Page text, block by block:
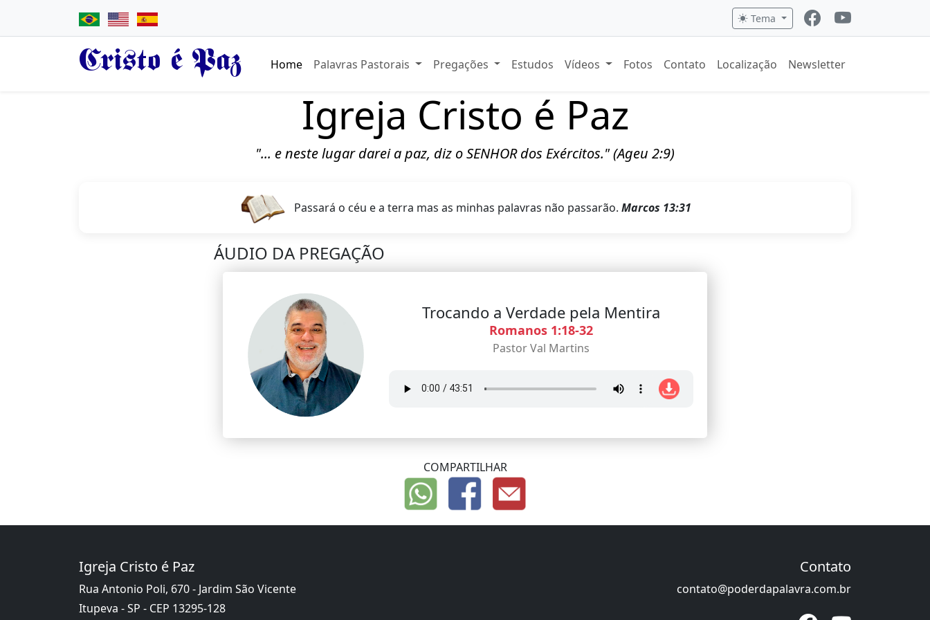
Tema
Cristo é Paz Home Palavras Pastorais Pregações Estudos Vídeos Fotos Contato Localização Newsletter
Igreja Cristo é Paz
"... e neste lugar darei a paz, diz o SENHOR dos Exércitos." (Ageu 2:9)
Passará o céu e a terra mas as minhas palavras não passarão. Marcos 13:31
ÁUDIO DA PREGAÇÃO
Trocando a Verdade pela Mentira
Romanos 1:18-32
Pastor Val Martins
COMPARTILHAR
Igreja Cristo é Paz
Rua Antonio Poli, 670 - Jardim São Vicente
Itupeva - SP - CEP 13295-128
Contato
contato@poderdapalavra.com.br